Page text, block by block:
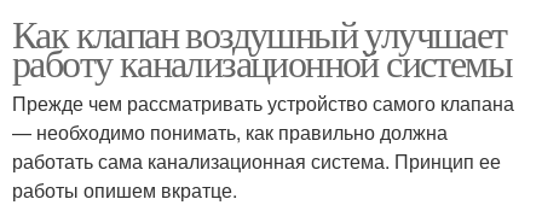
Как клапан воздушный улучшает
работу канализационной системы
Прежде чем рассматривать устройство самого клапана
— необходимо понимать, как правильно должна
работать сама канализационная система. Принцип ее
работы опишем вкратце.